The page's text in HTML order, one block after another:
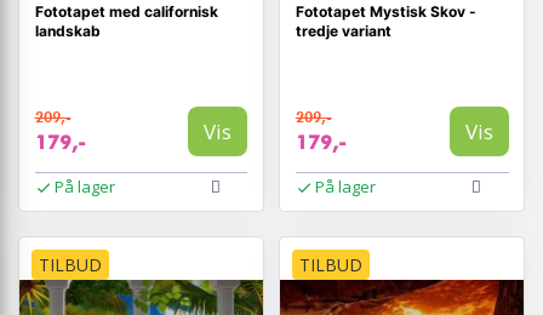
Fototapet med californisk
landskab
209,-
179,- Vis
På lager
Fototapet Mystisk Skov -
tredje variant
209,-
179,- Vis
På lager
TILBUD TILBUD